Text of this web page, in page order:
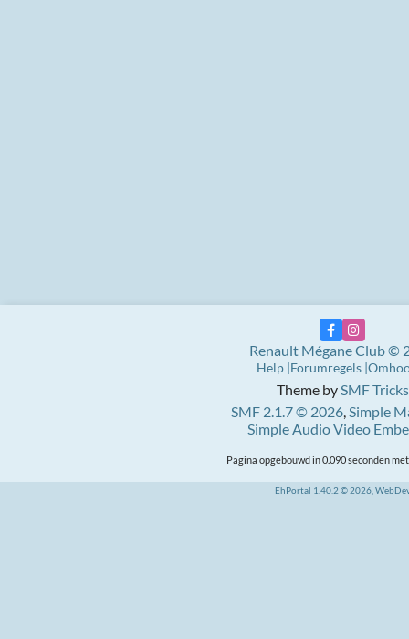
Theme bySMF Tricks
SMF 2.1.7 © 2026,Simple
Simple Audio Video
Renault Mégane Club ©
Help Forumregels
Pagina opgebouwd in 0.090 seconden
EhPortal 1.40.2 © 2026,